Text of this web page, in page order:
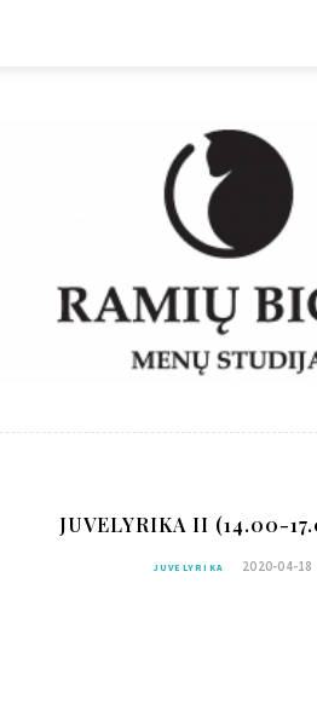
JUVELYRIKA II (14.00-
JUVELYRIKA 2020-04-18